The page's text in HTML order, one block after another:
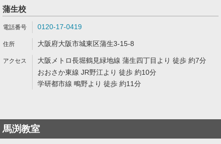
蒲生校
0120-17-0419
大阪府大阪市城東区蒲生3-15-8
大阪メトロ長堀鶴見緑地線 蒲生四丁目より 徒歩 約7分
おおさか東線 JR野江より 徒歩 約10分
学研都市線 鴫野より 徒歩 約11分
馬渕教室